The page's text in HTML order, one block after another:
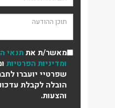
תוכן ההודעה
מאשר/ת אתתנאי
ומדיניות הפרטיות
שפרטיי יועברו
הובלה לקבלת
והצעות.